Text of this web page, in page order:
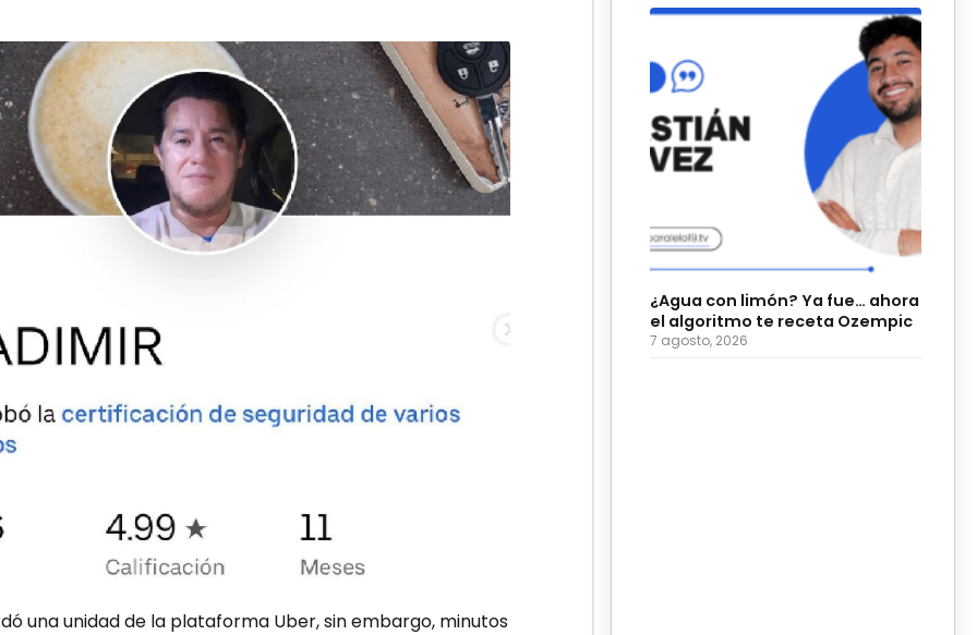
una unidad de la plataforma Uber, sin embargo, minutos
¿Agua con limón? Ya fue… ahora
el algoritmo te receta Ozempic
7 agosto, 2026